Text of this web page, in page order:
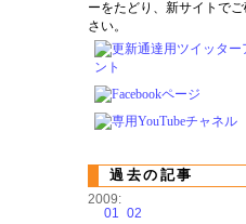
ーをたどり、新サイトで
さい。
過去の記事
2009:
01 02